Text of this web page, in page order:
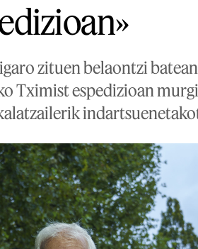
zituen belaontzi
Tximist espedizioan